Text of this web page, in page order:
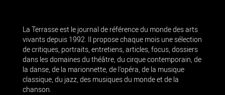
La Terrasse est le journal de référence du monde des arts
vivants depuis 1992. Il propose chaque mois une sélection
de critiques, portraits, entretiens, articles, focus, dossiers
dans les domaines du théâtre, du cirque contemporain, de
la danse, de la marionnette, de l’opéra, de la musique
classique, du jazz, des musiques du monde et de la
chanson.